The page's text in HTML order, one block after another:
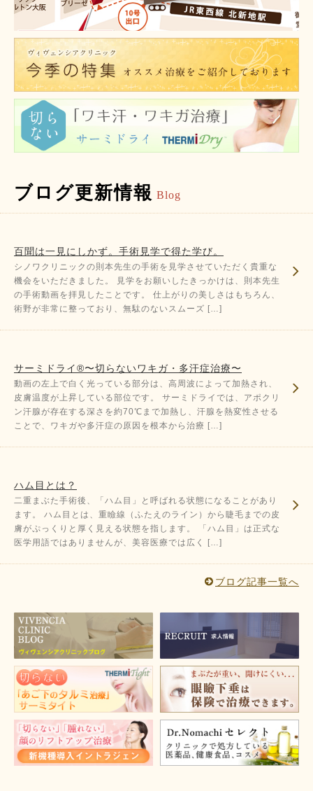
ブログ更新情報 Blog
百聞は一見にしかず。手術見学で得た学び。
シノワクリニックの則本先生の手術を見学させていただく貴重な
機会をいただきました。 見学をお願いしたきっかけは、則本先生
の手術動画を拝見したことです。 仕上がりの美しさはもちろん、
術野が非常に整っており、無駄のないスムーズ […]
サーミドライ®〜切らないワキガ・多汗症治療〜
動画の左上で白く光っている部分は、高周波によって加熱され、
皮膚温度が上昇している部位です。 サーミドライでは、アポクリ
ン汗腺が存在する深さを約70℃まで加熱し、汗腺を熱変性させる
ことで、ワキガや多汗症の原因を根本から治療 […]
ハム目とは？
二重まぶた手術後、「ハム目」と呼ばれる状態になることがあり
ます。 ハム目とは、重瞼線（ふたえのライン）から睫毛までの皮
膚がぷっくりと厚く見える状態を指します。 「ハム目」は正式な
医学用語ではありませんが、美容医療では広く […]
ブログ記事一覧へ